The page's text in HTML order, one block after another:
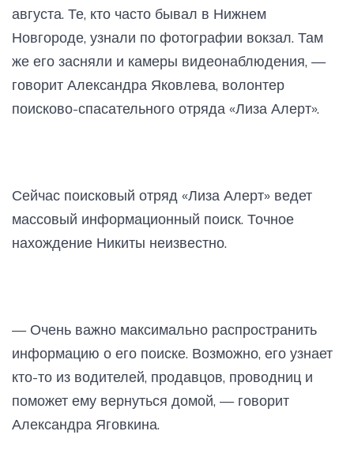
августа. Те, кто часто бывал в Нижнем
Новгороде, узнали по фотографии вокзал. Там
же его засняли и камеры видеонаблюдения, —
говорит Александра Яковлева, волонтер
поисково-спасательного отряда «Лиза Алерт».
Сейчас поисковый отряд «Лиза Алерт» ведет
массовый информационный поиск. Точное
нахождение Никиты неизвестно.
— Очень важно максимально распространить
информацию о его поиске. Возможно, его узнает
кто-то из водителей, продавцов, проводниц и
поможет ему вернуться домой, — говорит
Александра Яговкина.